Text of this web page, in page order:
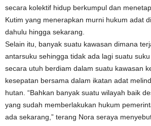
secara kolektif hidup berkumpul dan
Kutim yang menerapkan murni hukum adat
dahulu hingga sekarang.
Selain itu, banyak suatu kawasan dimana
antarsuku sehingga tidak ada lagi suatu
secara utuh berdiam dalam suatu kawasan
kesepatan bersama dalam ikatan adat
hutan. “Bahkan banyak suatu wilayah baik
yang sudah memberlakukan hukum
ada sekarang,” terang Nora seraya